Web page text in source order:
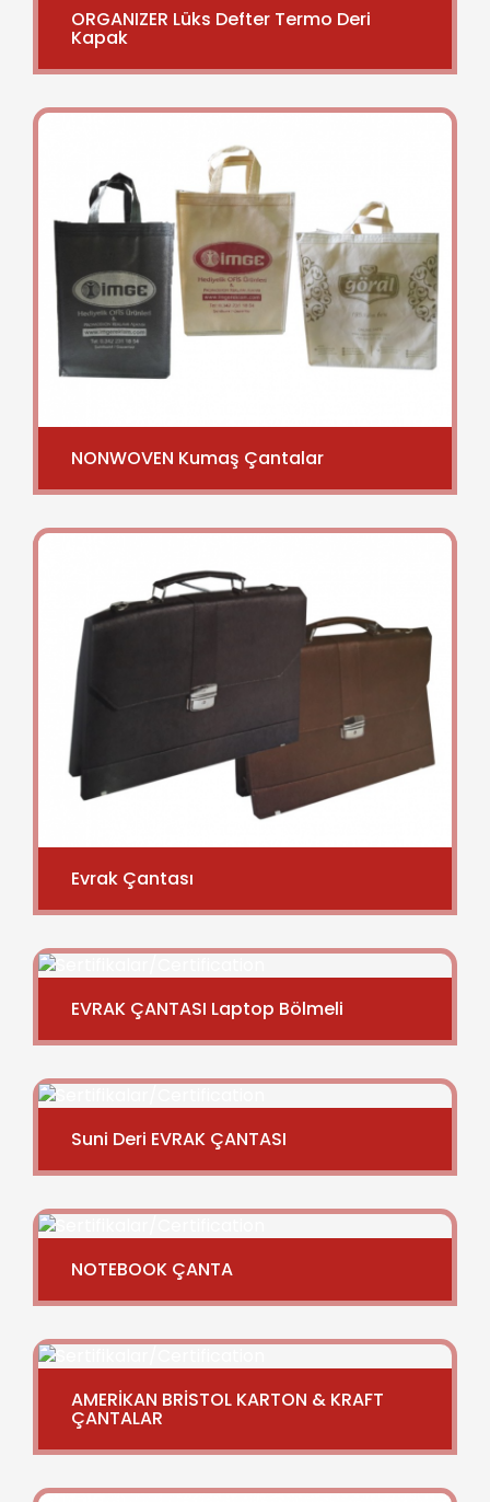
ORGANIZER Lüks Defter Termo Deri
Kapak
NONWOVEN Kumaş Çantalar
Evrak Çantası
EVRAK ÇANTASI Laptop Bölmeli
Suni Deri EVRAK ÇANTASI
NOTEBOOK ÇANTA
AMERİKAN BRİSTOL KARTON & KRAFT
ÇANTALAR